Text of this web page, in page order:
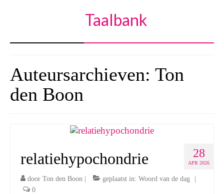
Taalbank
Auteursarchieven: Ton
den Boon
28
APR 2026
relatiehypochondrie
door Ton den Boon | geplaatst in: Woord van de dag
|
0